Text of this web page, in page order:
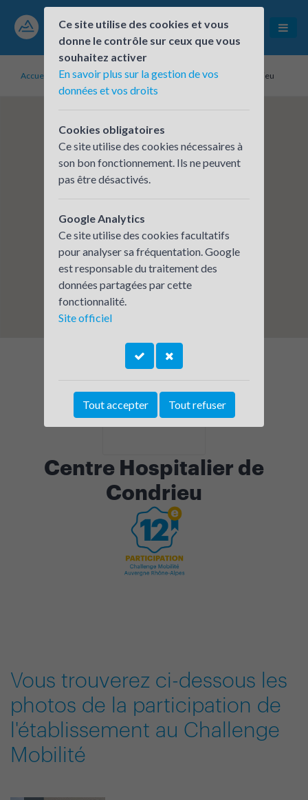
Accueil Établissements inscrits Centre Hospitalier de Condrieu
Centre Hospitalier de
Condrieu
Vous trouverez ci-dessous les
photos de la participation de
l'établissement au Challenge
Mobilité
Ce site utilise des cookies et vous
donne le contrôle sur ceux que vous
souhaitez activer
En savoir plus sur la gestion de vos
données et vos droits
Cookies obligatoires
Ce site utilise des cookies nécessaires à
son bon fonctionnement. Ils ne peuvent
pas être désactivés.
Google Analytics
Ce site utilise des cookies facultatifs
pour analyser sa fréquentation. Google
est responsable du traitement des
données partagées par cette
fonctionnalité.
Site officiel
Tout accepter Tout refuser